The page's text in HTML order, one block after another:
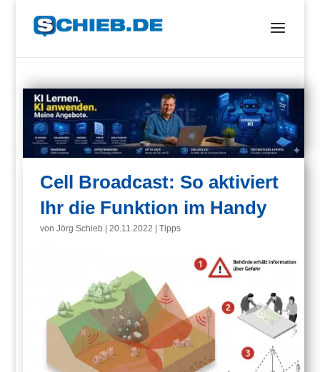
Cell Broadcast: So aktiviert
Ihr die Funktion im Handy
vonJörg Schieb |20.11.2022 |Tipps